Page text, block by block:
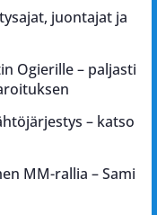
juontajat ja
Ogierille – paljasti
– katso
MM-rallia – Sami